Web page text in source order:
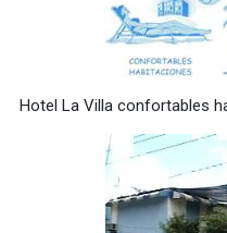
Hotel La Villa confortables